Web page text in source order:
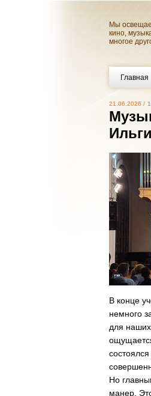
Мы
кино,
многое
Главная
21.06.2026 /
В конце
немного
для
Но
манер.